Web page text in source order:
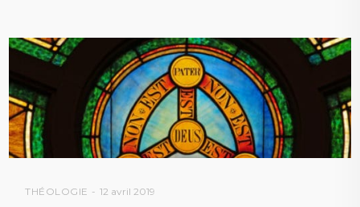
THÉOLOGIE 12 avril 2019